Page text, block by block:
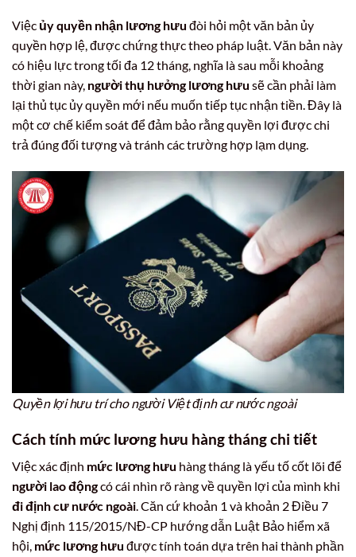
Việc ủy quyền nhận lương hưu đòi hỏi một văn bản ủy
quyền hợp lệ, được chứng thực theo pháp luật. Văn bản này
có hiệu lực trong tối đa 12 tháng, nghĩa là sau mỗi khoảng
thời gian này, người thụ hưởng lương hưu sẽ cần phải làm
lại thủ tục ủy quyền mới nếu muốn tiếp tục nhận tiền. Đây là
một cơ chế kiểm soát để đảm bảo rằng quyền lợi được chi
trả đúng đối tượng và tránh các trường hợp lạm dụng.
Quyền lợi hưu trí cho người Việt định cư nước ngoài
Cách tính mức lương hưu hàng tháng chi tiết
Việc xác định mức lương hưu hàng tháng là yếu tố cốt lõi để
người lao độngcó cái nhìn rõ ràng về quyền lợi của mình khi
đi định cư nước ngoài. Căn cứ khoản 1 và khoản 2 Điều 7
Nghị định 115/2015/NĐ-CP hướng dẫn Luật Bảo hiểm xã
hội, mức lương hưu được tính toán dựa trên hai thành phần